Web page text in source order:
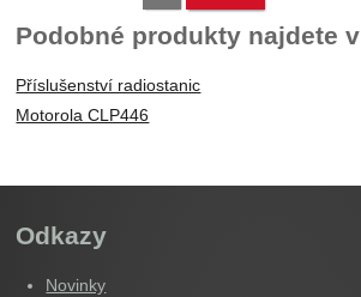
Podobné produkty najdete v
Příslušenství radiostanic
Motorola CLP446
Odkazy
Novinky